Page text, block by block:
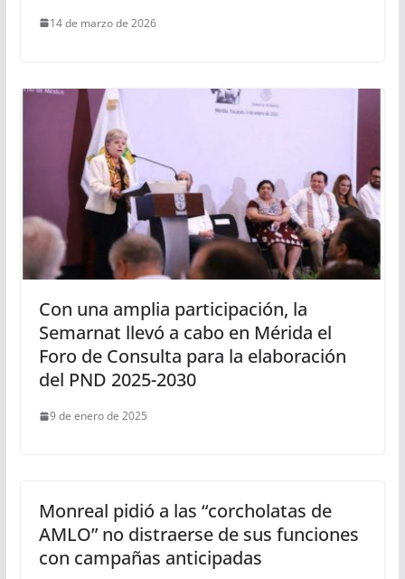
14 de marzo de 2026
Con una amplia participación, la
Semarnat llevó a cabo en Mérida el
Foro de Consulta para la elaboración
del PND 2025-2030
9 de enero de 2025
Monreal pidió a las “corcholatas de
AMLO” no distraerse de sus funciones
con campañas anticipadas